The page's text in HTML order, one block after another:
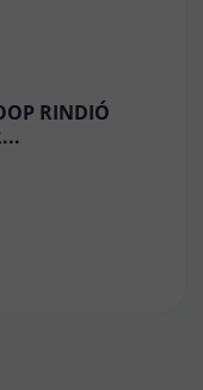
RINDIÓ